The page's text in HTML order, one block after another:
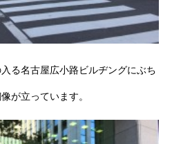
る名古屋広小路ビルヂングにぶち
が立っています。